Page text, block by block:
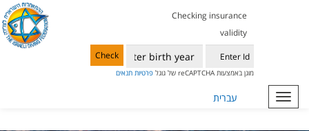
Checking insurance
validity
Check
מוגן באמצעות reCAPTCHA של גוגל פרטיות תנאים
Toggle
navigation
עברית